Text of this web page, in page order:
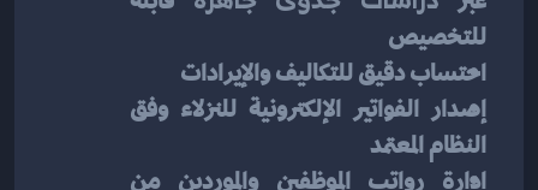
للتخصيص
احتساب دقيق للتكاليف والإيرادات
النظام المعتمد